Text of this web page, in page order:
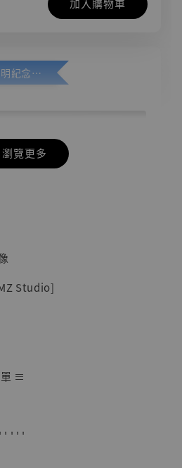
加入購物車
加購優惠【悟空 鳥山明紀念款 [奇蹟工作室]】
珠 系列蒐藏雕像 悟空 鳥山
瀏覽更多
Studio]
≡
' ' ' '